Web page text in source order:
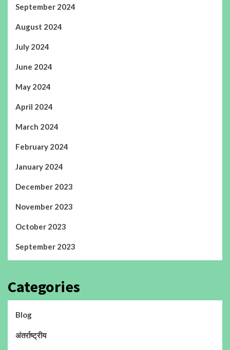
September 2024
August 2024
July 2024
June 2024
May 2024
April 2024
March 2024
February 2024
January 2024
December 2023
November 2023
October 2023
September 2023
Categories
Blog
अंतर्राष्ट्रीय